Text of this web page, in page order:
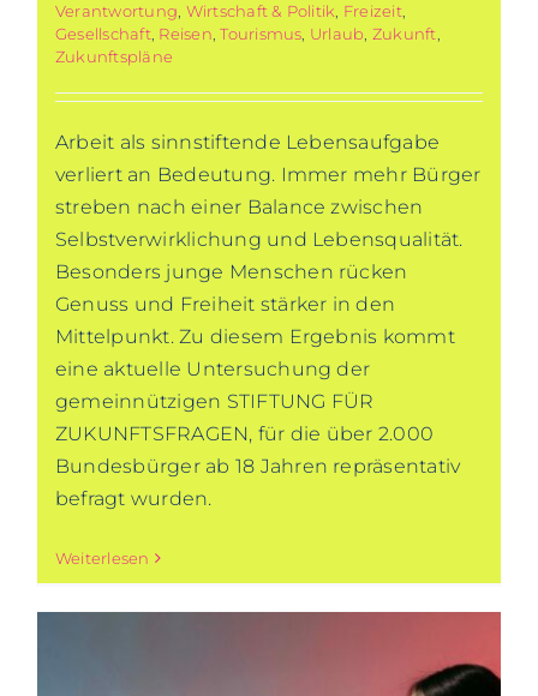
Verantwortung, Wirtschaft & Politik, Freizeit,
Gesellschaft, Reisen,Tourismus, Urlaub, Zukunft,
Zukunftspläne
Arbeit als sinnstiftende Lebensaufgabe
verliert an Bedeutung. Immer mehr Bürger
streben nach einer Balance zwischen
Selbstverwirklichung und Lebensqualität.
Besonders junge Menschen rücken
Genuss und Freiheit stärker in den
Mittelpunkt. Zu diesem Ergebnis kommt
eine aktuelle Untersuchung der
gemeinnützigen STIFTUNG FÜR
ZUKUNFTSFRAGEN, für die über 2.000
Bundesbürger ab 18 Jahren repräsentativ
befragt wurden.
Weiterlesen